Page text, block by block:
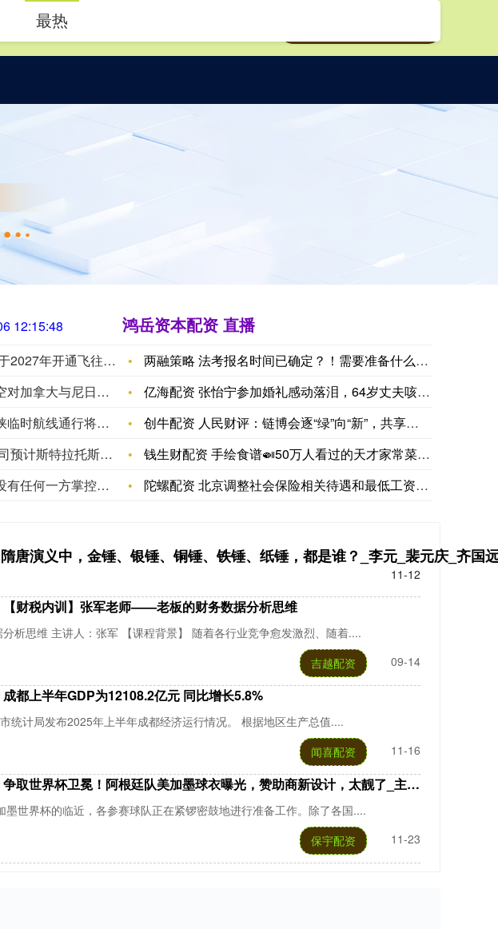
12:15:49
加拿大航空：计划于2027年开通飞往拉各斯的定期航班。
加拿大航空对加拿大与尼日利亚之间扩大航空运输协定表示欢迎。
美国官员：霍尔木兹海峡临时航线通行将不受阻碍。
西方石油公司预计斯特拉托斯工厂将于2026年底前后全面投产。
美国官员：没有任何一方掌控霍尔木兹海峡航道，船舶可通行。
鸿岳资本配资 直播
两融策略 法考报名时间已确定？！需要准备什么报名材料？
亿海配资 张怡宁参加婚礼感动落泪，64岁丈夫咳嗽显老态，竟是
创牛配资 人民财评：链博会逐“绿”向“新”，共享开放中国的无
钱生财配资 手绘食谱🍛50万人看过的天才家常菜做法
陀螺配资 北京调整社会保险相关待遇和最低工资标准
唐演义中，金锤、银锤、铜锤、铁锤、纸锤，都是谁？_李元_裴元庆_齐国
11-12
【财税内训】张军老师——老板的财务数据分析思维
析思维 主讲人：张军 【课程背景】 随着各行业竞争愈发激烈、随着....
09-14
吉越配资
都上半年GDP为12108.2亿元 同比增长5.8%
统计局发布2025年上半年成都经济运行情况。 根据地区生产总值....
11-16
闻喜配资
取世界杯卫冕！阿根廷队美加墨球衣曝光，赞助商新设计，太靓了_主场_条纹_球迷
墨世界杯的临近，各参赛球队正在紧锣密鼓地进行准备工作。除了各国....
11-23
保宇配资
最热